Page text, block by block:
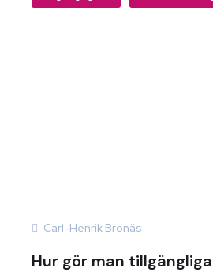
Carl-Henrik Bronäs
Hur gör man